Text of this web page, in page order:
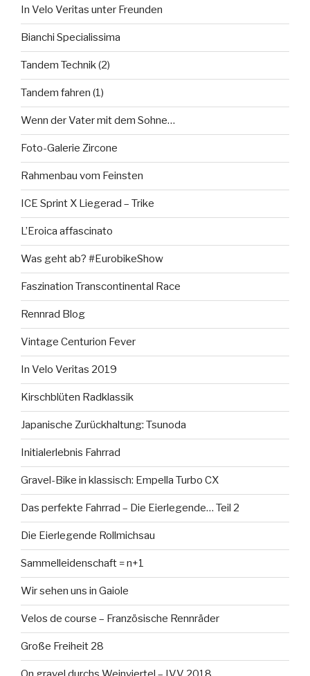
In Velo Veritas unter Freunden
Bianchi Specialissima
Tandem Technik (2)
Tandem fahren (1)
Wenn der Vater mit dem Sohne…
Foto-Galerie Zircone
Rahmenbau vom Feinsten
ICE Sprint X Liegerad – Trike
L’Eroica affascinato
Was geht ab? #EurobikeShow
Faszination Transcontinental Race
Rennrad Blog
Vintage Centurion Fever
In Velo Veritas 2019
Kirschblüten Radklassik
Japanische Zurückhaltung: Tsunoda
Initialerlebnis Fahrrad
Gravel-Bike in klassisch: Empella Turbo CX
Das perfekte Fahrrad – Die Eierlegende… Teil 2
Die Eierlegende Rollmichsau
Sammelleidenschaft = n+1
Wir sehen uns in Gaiole
Velos de course – Französische Rennräder
Große Freiheit 28